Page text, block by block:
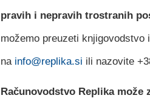
pravih i nepravih trostranih
možemo preuzeti
na info@replika.si ili nazovite
Računovodstvo Replika može